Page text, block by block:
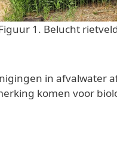
1. Belucht
in afvalwater
komen voor